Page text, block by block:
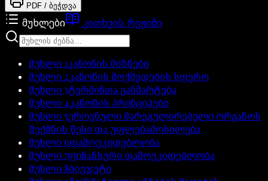
PDF / ბეჭდვა
მუხლები კითხვის რეჟიმი
მუხლი 1კანონის მიზნები
მუხლი 2კანონის მოქმედების სფერო
მუხლი3ტერმინთა განმარტება
მუხლი 4კანონის პრინციპები
მუხლი 5ეროვნული მარეგულირებელი ორგანოს
შექმნის წესი და უფლებამოსილება
მუხლი 6დამოუკიდებლობა
მუხლი7ფინანსური დამოუკიდებლობა
მუხლი 8ბიუჯეტი